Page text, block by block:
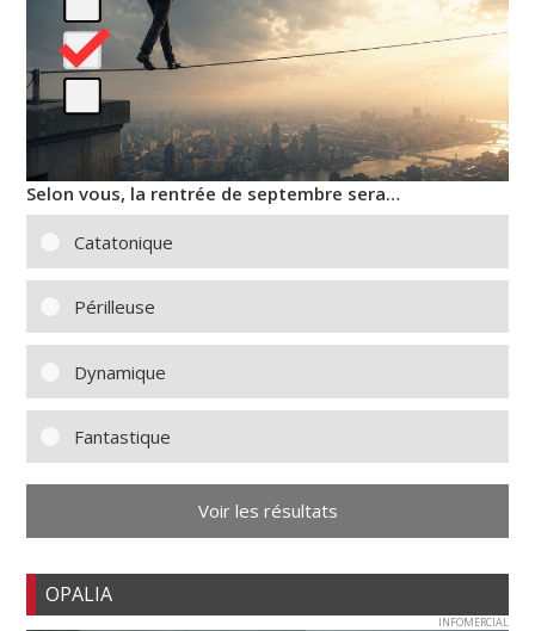
Selon vous, la rentrée de septembre sera…
Catatonique
Périlleuse
Dynamique
Fantastique
Voir les résultats
OPALIA
INFOMERCIAL